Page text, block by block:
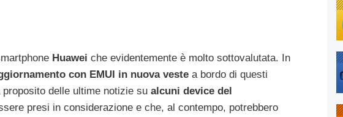
Huawei che evidentemente è molto sottovalutata. In
con EMUI in nuova veste a bordo di questi
delle ultime notizie su alcuni device del
presi in considerazione e che, al contempo, potrebbero